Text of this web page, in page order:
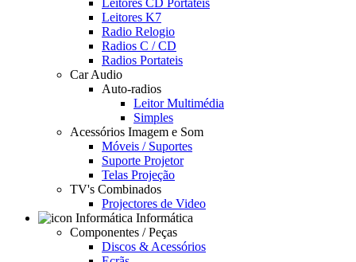
Leitores CD Portáteis
Leitores K7
Radio Relogio
Radios C / CD
Radios Portateis
Car Audio
Auto-radios
Leitor Multimédia
Simples
Acessórios Imagem e Som
Móveis / Suportes
Suporte Projetor
Telas Projeção
TV's Combinados
Projectores de Video
Informática
Componentes / Peças
Discos & Acessórios